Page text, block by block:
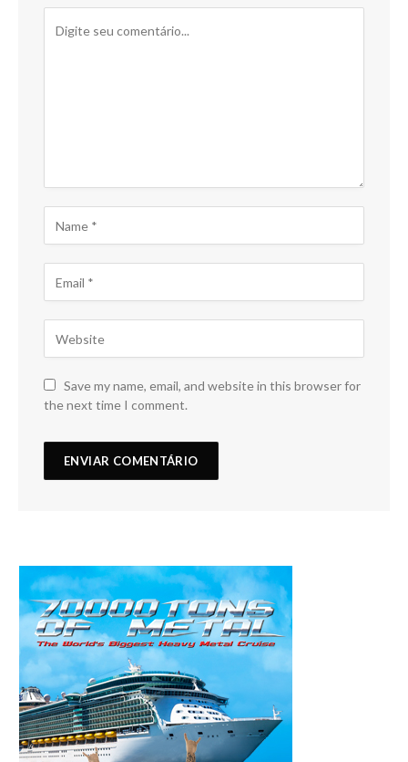
Save my name, email, and website in this browser for
the next time I comment.